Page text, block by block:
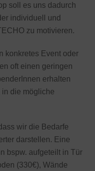
soll es uns dadurch
individuell und
zu motivieren.
konkretes Event oder
oft einen geringen
erhalten
die mögliche
wir die Bedarfe
darstellen. Eine
bspw. aufgeteilt in Tür
(330€), Wände